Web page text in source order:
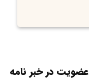
عضویت در خبر نامه